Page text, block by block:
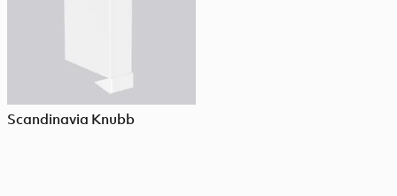
Scandinavia Knubb